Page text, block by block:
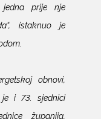
jedna prije nje
istaknuo je
obnovi,
je i 73. sjednici
županija,